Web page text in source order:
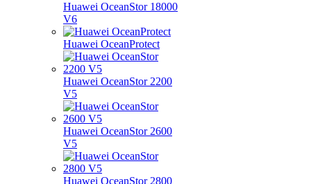
Huawei OceanStor 18000
V6
Huawei OceanProtect
Huawei OceanStor 2200
V5
Huawei OceanStor 2600
V5
Huawei OceanStor 2800